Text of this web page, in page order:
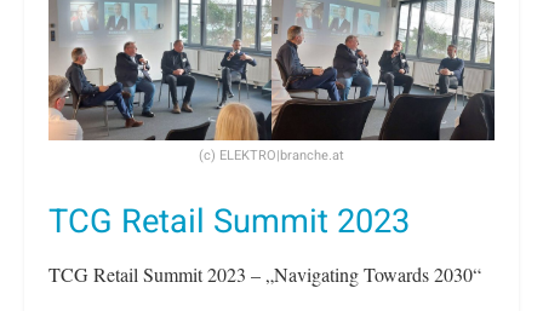
(c) ELEKTRO|branche.at
TCG Retail Summit 2023
TCG Retail Summit 2023 – „Navigating Towards 2030“